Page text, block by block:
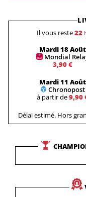
Il vous reste22
Mardi 18 Août
Mondial
3,90 €
Mardi 11 Août
Chronopost
à partir de9,90
Délai estimé. Hors